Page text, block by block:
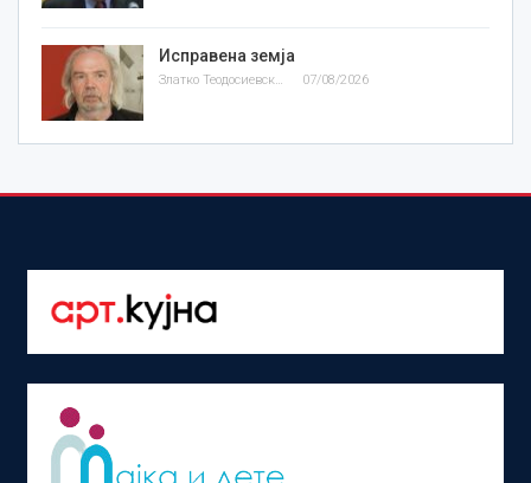
Исправена земја
Златко Теодосиевски 07/08/2026